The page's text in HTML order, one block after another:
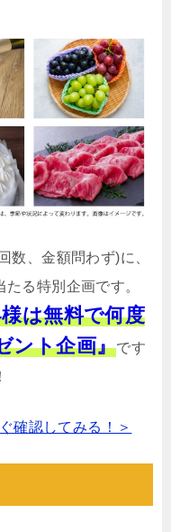
数、金額問わず)に、
る特別企画です。
は無料で何度
ント企画』です
確認してみる！＞